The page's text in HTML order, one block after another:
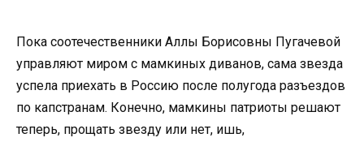
Пока соотечественники Аллы Борисовны Пугачевой
управляют миром с мамкиных диванов, сама звезда
успела приехать в Россию после полугода разъездов
по капстранам. Конечно, мамкины патриоты решают
теперь, прощать звезду или нет, ишь,